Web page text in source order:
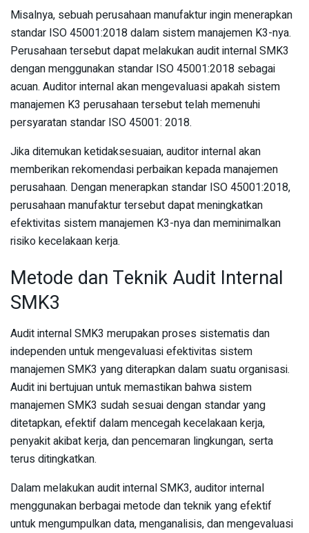
Misalnya, sebuah perusahaan manufaktur ingin menerapkan
standar ISO 45001:2018 dalam sistem manajemen K3-nya.
Perusahaan tersebut dapat melakukan audit internal SMK3
dengan menggunakan standar ISO 45001:2018 sebagai
acuan. Auditor internal akan mengevaluasi apakah sistem
manajemen K3 perusahaan tersebut telah memenuhi
persyaratan standar ISO 45001: 2018.
Jika ditemukan ketidaksesuaian, auditor internal akan
memberikan rekomendasi perbaikan kepada manajemen
perusahaan. Dengan menerapkan standar ISO 45001:2018,
perusahaan manufaktur tersebut dapat meningkatkan
efektivitas sistem manajemen K3-nya dan meminimalkan
risiko kecelakaan kerja.
Metode dan Teknik Audit Internal
SMK3
Audit internal SMK3 merupakan proses sistematis dan
independen untuk mengevaluasi efektivitas sistem
manajemen SMK3 yang diterapkan dalam suatu organisasi.
Audit ini bertujuan untuk memastikan bahwa sistem
manajemen SMK3 sudah sesuai dengan standar yang
ditetapkan, efektif dalam mencegah kecelakaan kerja,
penyakit akibat kerja, dan pencemaran lingkungan, serta
terus ditingkatkan.
Dalam melakukan audit internal SMK3, auditor internal
menggunakan berbagai metode dan teknik yang efektif
untuk mengumpulkan data, menganalisis, dan mengevaluasi